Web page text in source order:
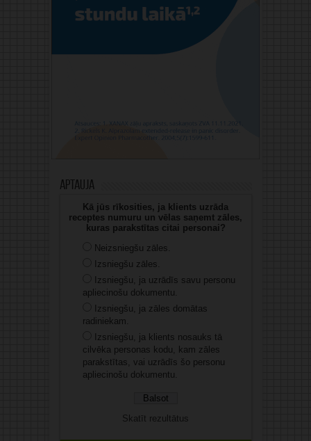
Aptauja
Kā jūs rīkosities, ja klients uzrāda
receptes numuru un vēlas saņemt zāles,
kuras parakstītas citai personai?
Neizsniegšu zāles.
Izsniegšu zāles.
Izsniegšu, ja uzrādīs savu personu
apliecinošu dokumentu.
Izsniegšu, ja zāles domātas
radiniekam.
Izsniegšu, ja klients nosauks tā
cilvēka personas kodu, kam zāles
parakstītas, vai uzrādīs šo personu
apliecinošu dokumentu.
Skatīt rezultātus